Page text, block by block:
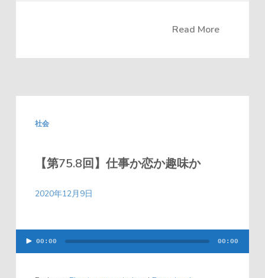
Read More
社会
【第75.8回】仕事か恋か趣味か
2020年12月9日
00:00 00:00